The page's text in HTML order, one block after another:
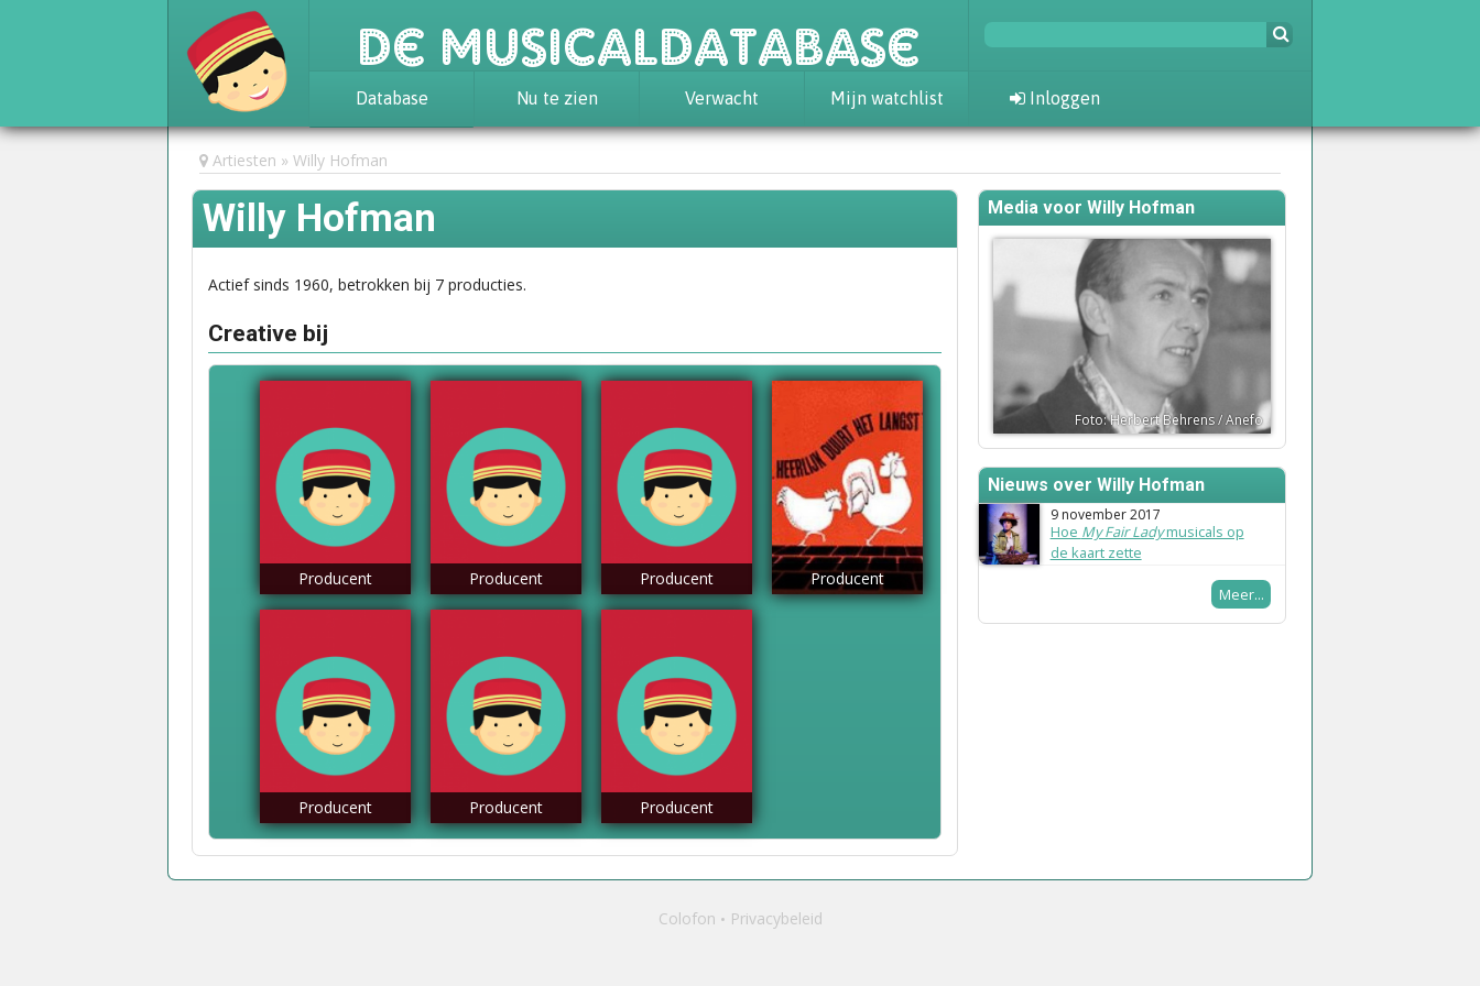
De Musicaldatabase
Database
Achtergrond
Awards
Statistieken
Nu te zien Verwacht Mijn watchlist Inloggen
Artiesten Willy Hofman
Willy Hofman
Actief sinds 1960, betrokken bij 7 producties.
Creative bij
Producent Producent Producent Producent
Producent Producent Producent
Media voor Willy Hofman
Foto: Herbert Behrens / Anefo
Nieuws over Willy Hofman
9 november 2017
Hoe My Fair Ladymusicals op
de kaart zette
Meer...
Colofon Privacybeleid